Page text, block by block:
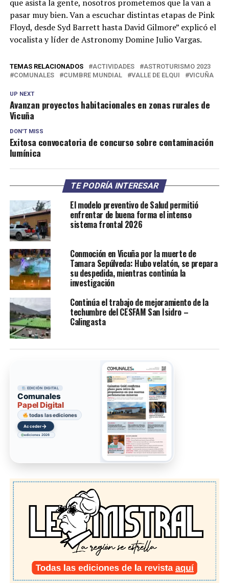
que asista la gente, nosotros prometemos que la van a
pasar muy bien. Van a escuchar distintas etapas de Pink
Floyd, desde Syd Barrett hasta David Gilmore” explicó el
vocalista y líder de Astronomy Domine Julio Vargas.
TEMAS RELACIONADOS ACTIVIDADES
ASTROTURISMO 2023
COMUNALES
CUMBRE MUNDIAL VALLE DE ELQUI VICUÑA
UP NEXT
Avanzan proyectos habitacionales en zonas rurales de
Vicuña
DON'T MISS
Exitosa convocatoria de concurso sobre contaminación
lumínica
TE PODRÍA INTERESAR
El modelo preventivo de Salud permitió
enfrentar de buena forma el intenso
sistema frontal 2026
Conmoción en Vicuña por la muerte de
Tamara Sepúlveda: Hubo velatón, se prepara
su despedida, mientras continúa la
investigación
Continúa el trabajo de mejoramiento de la
techumbre del CESFAM San Isidro –
Calingasta
EDICIÓN DIGITAL
Comunales
Papel Digital
todas las ediciones
Acceder→
ediciones 2026